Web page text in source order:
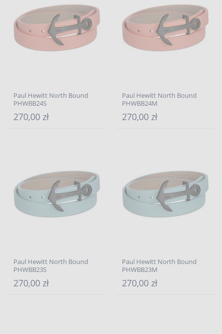
Paul Hewitt North Bound
PHWBB24S
270,00 zł
Paul Hewitt North Bound
PHWBB24M
270,00 zł
Paul Hewitt North Bound
PHWBB23S
270,00 zł
Paul Hewitt North Bound
PHWBB23M
270,00 zł